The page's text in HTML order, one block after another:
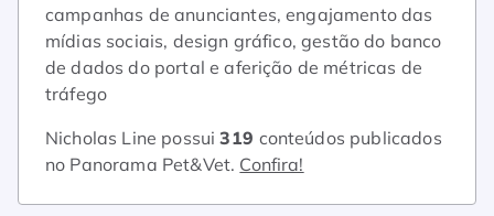
campanhas de anunciantes, engajamento das
mídias sociais, design gráfico, gestão do banco
de dados do portal e aferição de métricas de
tráfego
Nicholas Line possui319 conteúdos publicados
no Panorama Pet&Vet. Confira!